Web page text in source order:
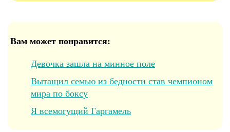
Вам может понравится:
Девочка зашла на минное поле
Вытащил семью из бедности став чемпионом
мира по боксу
Я всемогущий Гаргамель